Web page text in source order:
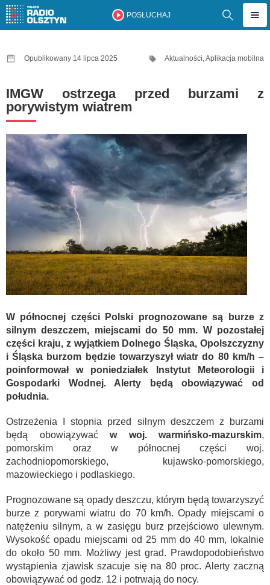
POSŁUCHAJ
Opublikowany 14 lipca 2025 Aktualności,Aplikacja mobilna
IMGW ostrzega przed burzami z
porywistym wiatrem
W północnej części Polski prognozowane są burze z
silnym deszczem, miejscami do 50 mm. W pozostałej
części kraju, z wyjątkiem Dolnego Śląska, Opolszczyzny
i Śląska burzom będzie towarzyszył wiatr do 80 km/h –
poinformował w poniedziałek Instytut Meteorologii i
Gospodarki Wodnej. Alerty będą obowiązywać od
południa.
Ostrzeżenia I stopnia przed silnym deszczem z burzami
będą obowiązywać w woj. warmińsko-mazurskim,
pomorskim oraz w północnej części woj.
zachodniopomorskiego, kujawsko-pomorskiego,
mazowieckiego i podlaskiego.
Prognozowane są opady deszczu, którym będą towarzyszyć
burze z porywami wiatru do 70 km/h. Opady miejscami o
natężeniu silnym, a w zasięgu burz przejściowo ulewnym.
Wysokość opadu miejscami od 25 mm do 40 mm, lokalnie
do około 50 mm. Możliwy jest grad. Prawdopodobieństwo
wystąpienia zjawisk szacuje się na 80 proc. Alerty zaczną
obowiązywać od godz. 12 i potrwają do nocy.